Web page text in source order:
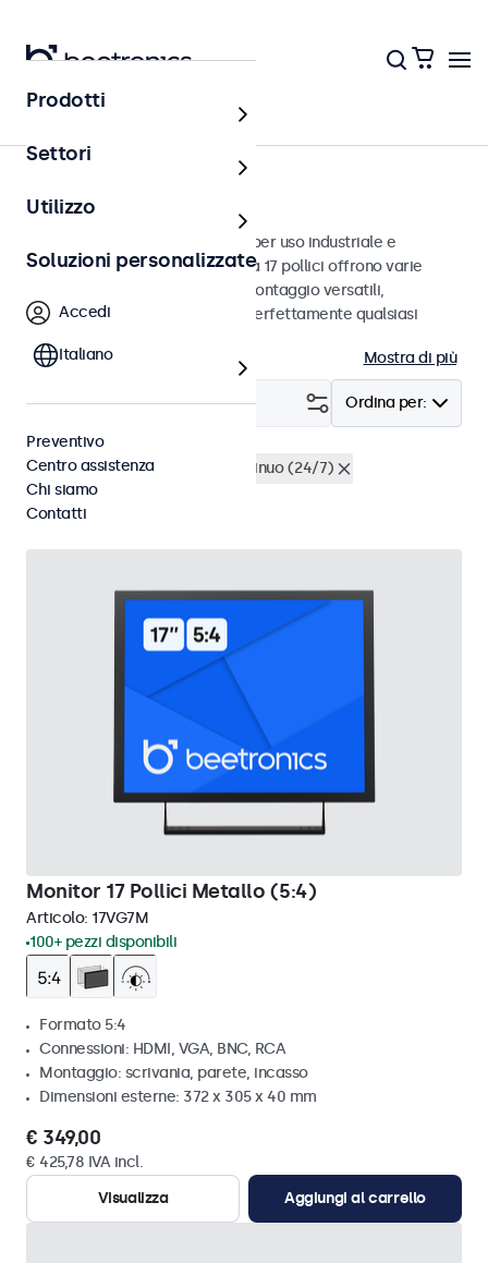
Monitor
Monitor da 17 pollici
Monitor da 17 pollici progettati per uso industriale e
commerciale. Questi monitor da 17 pollici offrono varie
connessioni video e opzioni di montaggio versatili,
consentendo loro di integrarsi perfettamente qualsiasi
Mostra di più
Ordina per:
Filtro (2)
Monitor 17 pollici
Utilizzo continuo (24/7)
Cancella i filtri
Monitor 17 Pollici Metallo (5:4)
Articolo: 17VG7M
100+ pezzi disponibili
Formato 5:4
Connessioni: HDMI, VGA, BNC, RCA
Montaggio: scrivania, parete, incasso
Dimensioni esterne: 372 x 305 x 40 mm
€ 349,00
€ 425,78 IVA incl.
Visualizza
Aggiungi al carrello
Prodotti
Settori
Utilizzo
Soluzioni personalizzate
Accedi
Italiano
Preventivo
Centro assistenza
Chi siamo
Contatti